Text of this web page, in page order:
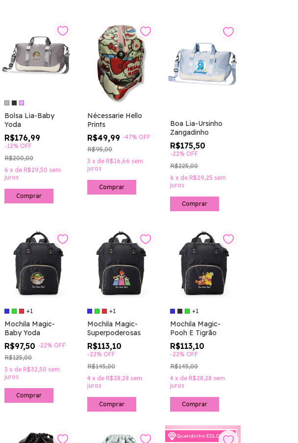
Bolsa Lia-Baby
Yoda
R$176,99
-12% OFF
R$200,00
6 x de R$29,50 sem
juros
Comprar
Nécessarie Hello
Prints
R$49,99 -47% OFF
R$95,00
3 x de R$16,66 sem
juros
Boa Lia-Ursinho
Zangadinho
R$175,50
-22% OFF
R$225,00
6 x de R$29,25 sem
juros
+1
Mochila Magic-
Baby Yoda
R$97,50 -22% OFF
R$125,00
3 x de R$32,50 sem
juros
Comprar
+1
Mochila Magic-
Superpoderosas
R$113,10
-22% OFF
R$145,00
4 x de R$28,28 sem
juros
Comprar
+1
Mochila Magic-
Pooh E Tigrão
R$113,10
-22% OFF
R$145,00
4 x de R$28,28 sem
juros
Comprar
Queridinho EDLOVERS